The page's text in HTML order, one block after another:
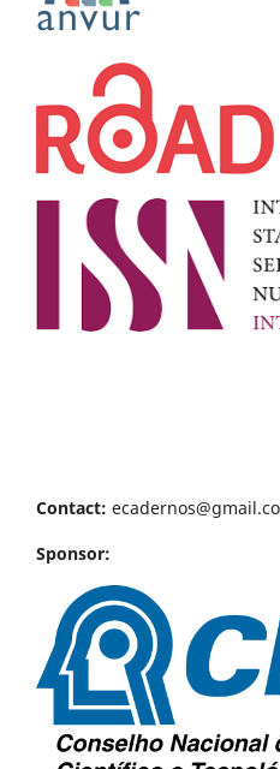
Contact:
Sponsor: